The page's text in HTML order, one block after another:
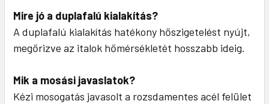
Mire jó a duplafalú kialakítás?
A duplafalú kialakítás hatékony hőszigetelést nyújt,
megőrizve az italok hőmérsékletét hosszabb ideig.
Mik a mosási javaslatok?
Kézi mosogatás javasolt a rozsdamentes acél felület